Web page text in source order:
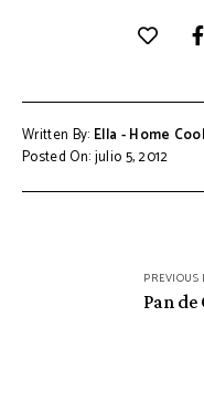
Written By: Ella - Home
Posted On: julio 5, 2012
PREVIOUS
Pan de